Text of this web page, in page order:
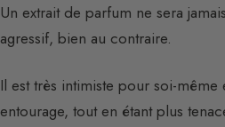
Un extrait de parfum ne sera
agressif, bien au contraire.
Il est très intimiste pour soi-même
entourage, tout en étant plus